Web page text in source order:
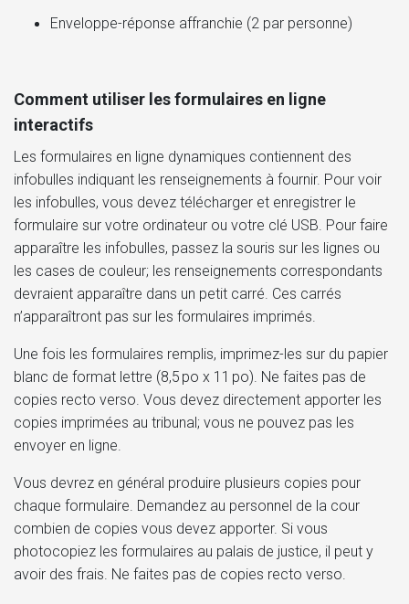
Enveloppe-réponse affranchie (2 par personne)
Comment utiliser les formulaires en ligne
interactifs
Les formulaires en ligne dynamiques contiennent des
infobulles indiquant les renseignements à fournir. Pour voir
les infobulles, vous devez télécharger et enregistrer le
formulaire sur votre ordinateur ou votre clé USB. Pour faire
apparaître les infobulles, passez la souris sur les lignes ou
les cases de couleur; les renseignements correspondants
devraient apparaître dans un petit carré. Ces carrés
n’apparaîtront pas sur les formulaires imprimés.
Une fois les formulaires remplis, imprimez-les sur du papier
blanc de format lettre (8,5 po x 11 po). Ne faites pas de
copies recto verso. Vous devez directement apporter les
copies imprimées au tribunal; vous ne pouvez pas les
envoyer en ligne.
Vous devrez en général produire plusieurs copies pour
chaque formulaire. Demandez au personnel de la cour
combien de copies vous devez apporter. Si vous
photocopiez les formulaires au palais de justice, il peut y
avoir des frais. Ne faites pas de copies recto verso.